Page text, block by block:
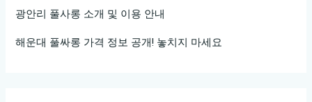
광안리 풀사롱 소개 및 이용 안내
해운대 풀싸롱 가격 정보 공개! 놓치지 마세요